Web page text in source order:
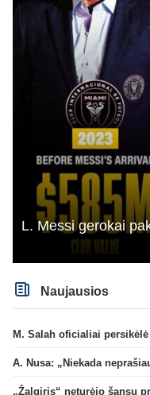
L. Messi gerokai
Naujausios
M. Salah oficialiai
A. Nusa: „Niekada
„Žalgiris“ neturėjo šansų